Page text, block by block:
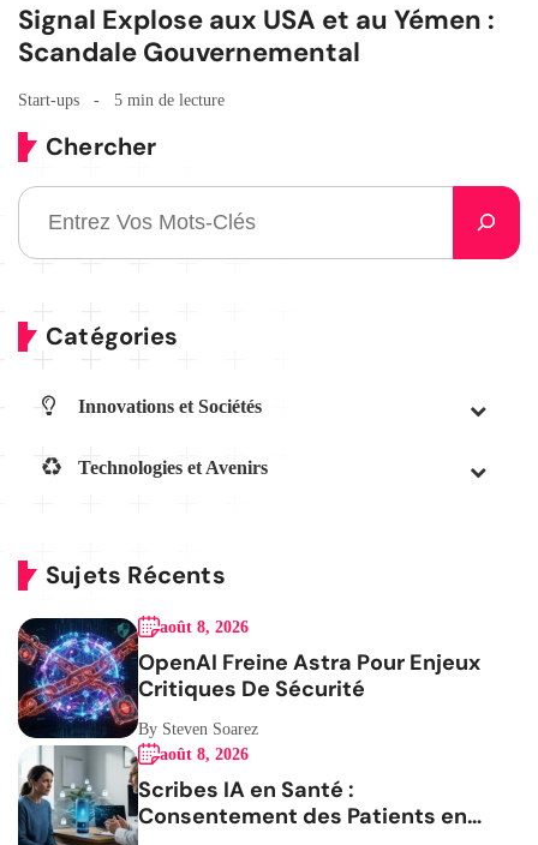
Signal Explose aux USA et au Yémen :
Scandale Gouvernemental
Start-ups 5 min de lecture
Chercher
Catégories
Innovations et Sociétés
Technologies et Avenirs
Sujets Récents
août 8, 2026
OpenAI Freine Astra Pour Enjeux
Critiques De Sécurité
By Steven Soarez
août 8, 2026
Scribes IA en Santé :
Consentement des Patients en